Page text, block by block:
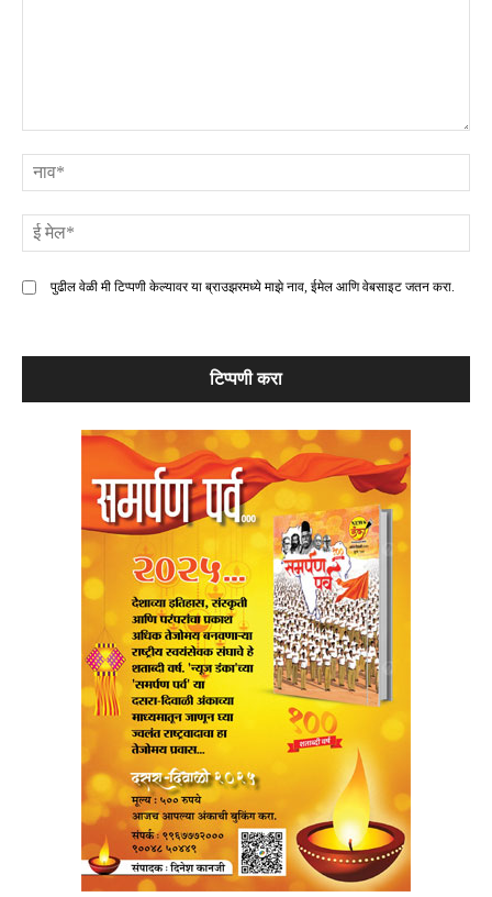
पुढील वेळी मी टिप्पणी केल्यावर या ब्राउझरमध्ये माझे नाव, ईमेल आणि वेबसाइट जतन करा.